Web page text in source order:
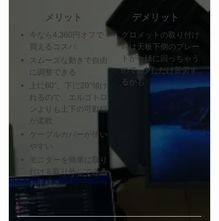
メリット
今なら4,360円オフで
買えるコスパ
スムーズな動きで自由
に調整できる
上に60°、下に20°傾け
れるので、エルゴトロ
ンよりも上下の可動幅
が柔軟
ケーブルカバーが使い
やすい
モニターを簡単に取り
付け＆取り外しできる
お手軽さ
デメリット
グロメットの取り付け
時は天板下側のプレー
トが一緒に回っちゃう
ので...少しだけ苦労す
るかも